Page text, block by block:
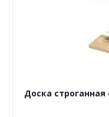
Доска строганная